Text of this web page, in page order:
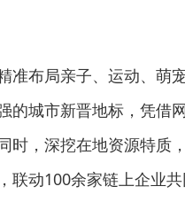
准布局亲子、运动、萌
的城市新晋地标，凭借
时，深挖在地资源特质
联动100余家链上企业